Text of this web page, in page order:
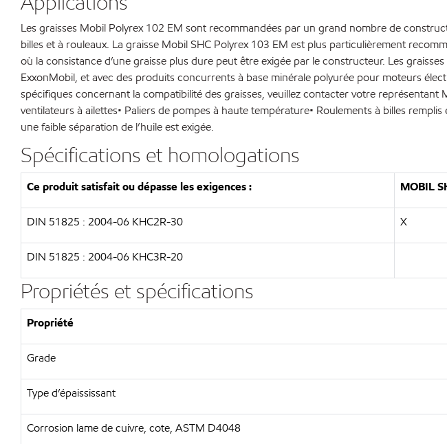
Les graisses Mobil Polyrex 102 EM sont recommandées par un grand nombre de
billes et à rouleaux. La graisse Mobil SHC Polyrex 103 EM est plus particulièrement
où la consistance d’une graisse plus dure peut être exigée par le constructeur. Les
ExxonMobil, et avec des produits concurrents à base minérale polyurée pour moteurs
spécifiques concernant la compatibilité des graisses, veuillez contacter votre
ventilateurs à ailettes• Paliers de pompes à haute température• Roulements à billes
une faible séparation de l’huile est exigée.
Spécifications et homologations
Ce produit satisfait ou dépasse les exigences : MOBIL
DIN 51825 : 2004-06 KHC2R-30 X
DIN 51825 : 2004-06 KHC3R-20
Propriétés et spécifications
Propriété
Grade
Type d’épaississant
Corrosion lame de cuivre, cote, ASTM D4048